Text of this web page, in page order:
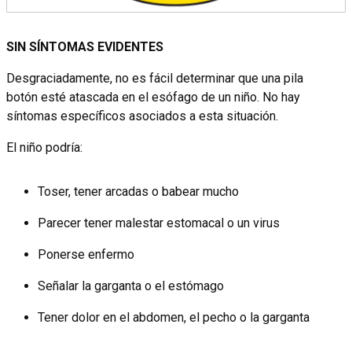
SIN SÍNTOMAS EVIDENTES
Desgraciadamente, no es fácil determinar que una pila
botón esté atascada en el esófago de un niño. No hay
síntomas específicos asociados a esta situación.
El niño podría:
Toser, tener arcadas o babear mucho
Parecer tener malestar estomacal o un virus
Ponerse enfermo
Señalar la garganta o el estómago
Tener dolor en el abdomen, el pecho o la garganta